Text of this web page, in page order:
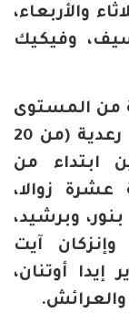
والأربعاء،
وفيكيك
من المستوى
البرتقالي، بأن أمطارا قوية أحيانا رعدية (من 20
ابتداء من
عشرة زوالا،
وبرشيد،
آيت
إيدا أوتنان،